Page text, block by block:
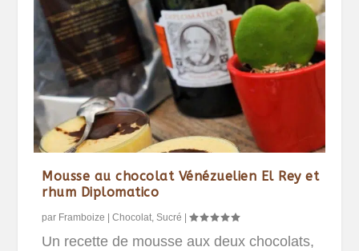
Mousse au chocolat Vénézuelien El Rey et
rhum Diplomatico
par Framboize |Chocolat,Sucré |
Un recette de mousse aux deux chocolats,